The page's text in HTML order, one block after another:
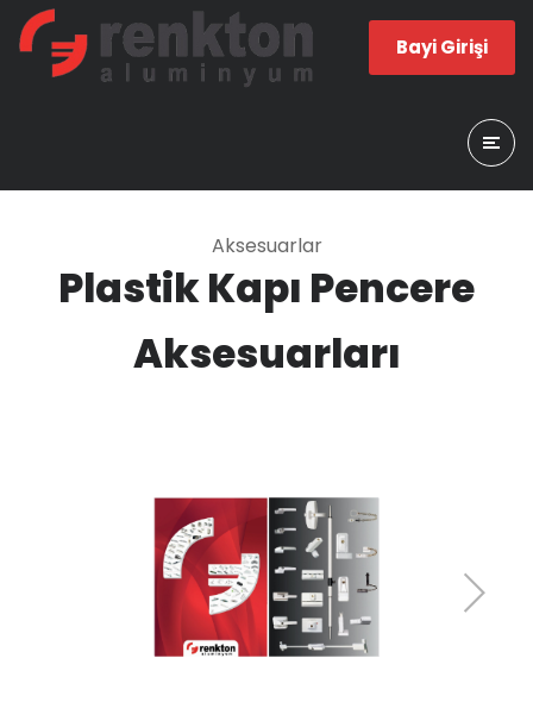
Bayi Girişi
Aksesuarlar
Plastik Kapı Pencere
Aksesuarları